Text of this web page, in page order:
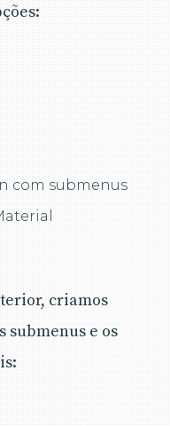
com submenus
criamos
submenus e os